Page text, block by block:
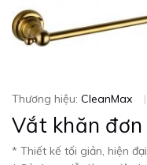
Thương hiệu: CleanMax |
Vắt khăn
* Thiết kế tối giản, hiện